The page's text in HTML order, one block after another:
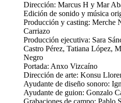
Dirección: Marcus H y Mar
Edición de sonido y música
Producción y casting: Merche
Carriazo
Producción ejecutiva: Sara
Castro Pérez, Tatiana López,
Negro
Portada: Anxo Vizcaíno
Dirección de arte: Konsu
Ayudante de diseño sonoro:
Ayudante de guion: Gonzalo